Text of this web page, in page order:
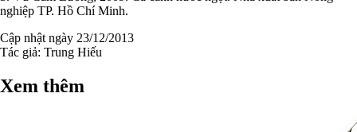
nghiệp TP. Hồ Chí Minh.
Cập nhật ngày 23/12/2013
Tác giả: Trung Hiếu
Xem thêm